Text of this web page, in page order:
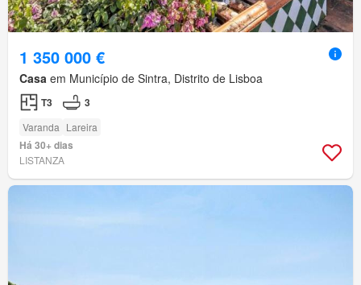
1 350 000 €
Casa em Município de Sintra, Distrito de Lisboa
T3 3
Varanda Lareira
Há 30+ dias
LISTANZA